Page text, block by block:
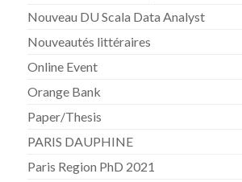
Nouveau DU Scala Data Analyst
Nouveautés littéraires
Online Event
Orange Bank
Paper/Thesis
PARIS DAUPHINE
Paris Region PhD 2021